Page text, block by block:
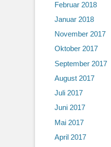
Februar 2018
Januar 2018
November 2017
Oktober 2017
September 2017
August 2017
Juli 2017
Juni 2017
Mai 2017
April 2017